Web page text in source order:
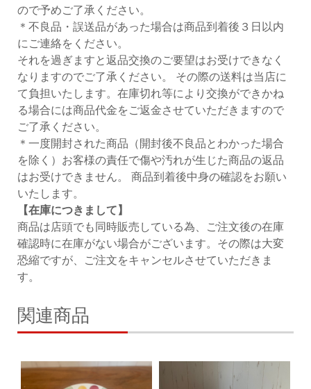
ので予めご了承ください。
＊不良品・誤送品があった場合は商品到着後３日以内
にご連絡をください。
それを過ぎますと返品交換のご要望はお受けできなく
なりますのでご了承ください。 その際の送料は当店に
て負担いたします。在庫切れ等により交換ができかね
る場合には商品代金をご返金させていただきますので
ご了承ください。
＊一度開封された商品（開封後不良品とわかった場合
を除く）お客様の責任で傷や汚れが生じた商品の返品
はお受けできません。 商品到着後中身の確認をお願い
いたします。
【在庫につきまして】
商品は店頭でも同時販売している為、ご注文後の在庫
確認時に在庫がない場合がございます。その際は大変
恐縮ですが、ご注文をキャンセルさせていただきま
す。
関連商品